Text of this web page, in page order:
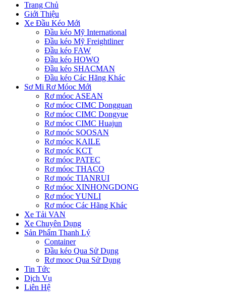
Trang Chủ
Giới Thiệu
Xe Đầu Kéo Mới
Đầu kéo Mỹ International
Đầu kéo Mỹ Freightliner
Đầu kéo FAW
Đầu kéo HOWO
Đầu kéo SHACMAN
Đầu kéo Các Hãng Khác
Sơ Mi Rơ Móoc Mới
Rơ móoc ASEAN
Rơ móoc CIMC Dongguan
Rơ móoc CIMC Dongyue
Rơ móoc CIMC Huajun
Rơ moóc SOOSAN
Rơ móoc KAILE
Rơ moóc KCT
Rơ móoc PATEC
Rơ móoc THACO
Rơ moóc TIANRUI
Rơ móoc XINHONGDONG
Rơ móoc YUNLI
Rơ móoc Các Hãng Khác
Xe Tải VAN
Xe Chuyên Dụng
Sản Phẩm Thanh Lý
Container
Đầu kéo Qua Sử Dụng
Rơ mooc Qua Sử Dụng
Tin Tức
Dịch Vụ
Liên Hệ